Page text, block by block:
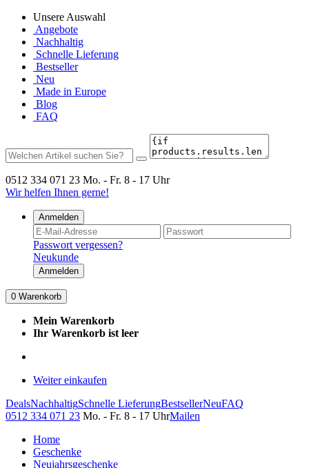
Unsere Auswahl
Angebote
Nachhaltig
Schnelle Lieferung
Bestseller
Neu
Made in Europe
Blog
FAQ
0512 334 071 23 Mo. - Fr. 8 - 17 Uhr
Wir helfen Ihnen gerne!
Anmelden
Passwort vergessen?
Neukunde
Anmelden
0 Warenkorb
Mein Warenkorb
Ihr Warenkorb ist leer
Weiter einkaufen
DealsNachhaltigSchnelle LieferungBestsellerNeuFAQ
0512 334 071 23 Mo. - Fr. 8 - 17 UhrMailen
Home
Geschenke
Neujahrsgeschenke